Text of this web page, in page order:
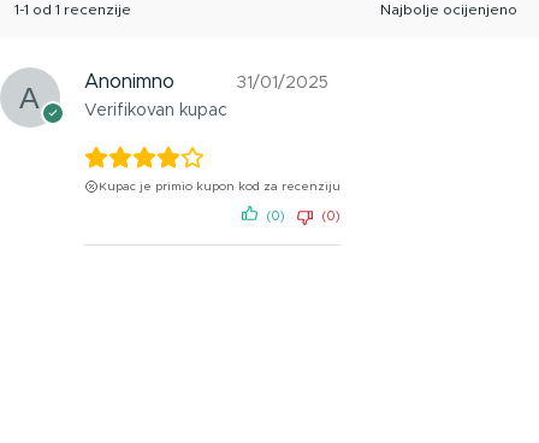
1-1 od 1 recenzije
Anonimno
Verifikovan kupac
31/01/2025
Kupac je primio kupon kod za recenziju
(0) (0)